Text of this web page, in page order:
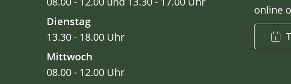
Dienstag
13.30 - 18.00 Uhr
Mittwoch
08.00 - 12.00 Uhr
online